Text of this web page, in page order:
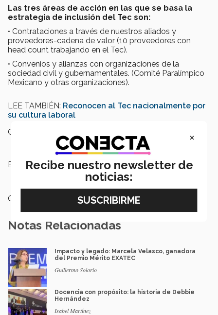
Las tres áreas de acción en las que se basa la
estrategia de inclusión del Tec son:
• Contrataciones a través de nuestros aliados y
proveedores-cadena de valor (10 proveedores con
head count trabajando en el Tec).
• Convenios y alianzas con organizaciones de la
sociedad civil y gubernamentales. (Comité Paralímpico
Mexicano y otras organizaciones).
LEE TAMBIÉN: Reconocen al Tec nacionalmente por
su cultura laboral
Campus:
Etiquetas: Tec de Monterrey, Inclusión
Categoría:
Notas Relacionadas
Impacto y legado: Marcela Velasco, ganadora
del Premio Mérito EXATEC
Guillermo Solorio
Docencia con propósito: la historia de Debbie
Hernández
Isabel Martínez
×
Recibe nuestro newsletter de
noticias: